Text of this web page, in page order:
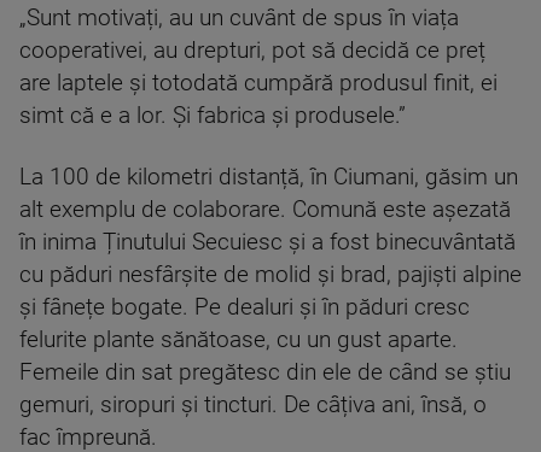
„Sunt motivați, au un cuvânt de spus în viața
cooperativei, au drepturi, pot să decidă ce preț
are laptele și totodată cumpără produsul finit, ei
simt că e a lor. Și fabrica și produsele.”
La 100 de kilometri distanță, în Ciumani, găsim un
alt exemplu de colaborare. Comună este așezată
în inima Ținutului Secuiesc și a fost binecuvântată
cu păduri nesfârșite de molid și brad, pajiști alpine
și fânețe bogate. Pe dealuri și în păduri cresc
felurite plante sănătoase, cu un gust aparte.
Femeile din sat pregătesc din ele de când se știu
gemuri, siropuri și tincturi. De câțiva ani, însă, o
fac împreună.